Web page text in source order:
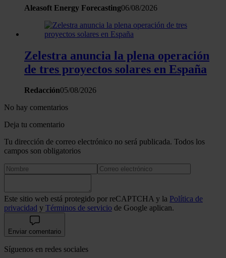
Aleasoft Energy Forecasting06/08/2026
Zelestra anuncia la plena operación
de tres proyectos solares en España
Redacción05/08/2026
No hay comentarios
Deja tu comentario
Tu dirección de correo electrónico no será publicada. Todos los
campos son obligatorios
Este sitio web está protegido por reCAPTCHA y la Política de
privacidad y Términos de servicio de Google aplican.
Enviar comentario
Síguenos en redes sociales